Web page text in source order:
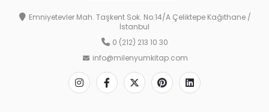
Emniyetevler Mah. Taşkent Sok. No:14/A Çeliktepe Kağıthane /
İstanbul
0 (212) 213 10 30
info@milenyumkitap.com